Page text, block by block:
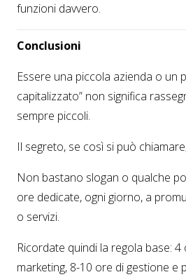
funzioni davvero.
Conclusioni
Essere una piccola azienda o un
capitalizzato” non significa
sempre piccoli.
Il segreto, se così si può
Non bastano slogan o qualche
ore dedicate, ogni giorno, a
o servizi.
Ricordate quindi la regola base:
marketing, 8-10 ore di gestione e